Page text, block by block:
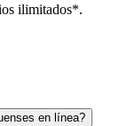
ilimitados*.
en línea?